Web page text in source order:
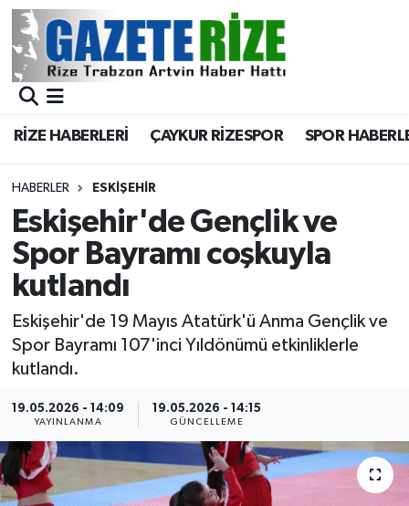
RİZE HABERLERİ ÇAYKUR RİZESPOR SPOR
HABERLER ESKIŞEHIR
Eskişehir'de Gençlik ve
Spor Bayramı coşkuyla
kutlandı
Eskişehir'de 19 Mayıs Atatürk'ü Anma Gençlik ve
Spor Bayramı 107'inci Yıldönümü etkinliklerle
kutlandı.
19.05.2026 - 14:09
YAYINLANMA
19.05.2026 - 14:15
GÜNCELLEME
BÖLGEMİZ
Asayiş
Rize Jandarma Komutanlığı
Bilim Teknoloji
Advertising news
ÇEVRE
Dış Haberler
Merkez Nöbetçi Eczaneler
Merkez Trafik Yoğunluk Haritası
Süper Lig Puan Durumu ve Fikstür
Tüm Manşetler
Haber Arşivi